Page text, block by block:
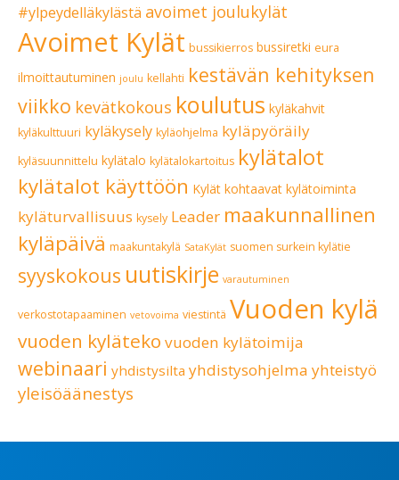
#ylpeydelläkylästä avoimet joulukylät
Avoimet Kylät bussikierros bussiretki eura
ilmoittautuminen joulu kellahti kestävän kehityksen
viikko kevätkokous koulutus kyläkahvit
kyläkulttuuri kyläkysely kyläohjelma kyläpyöräily
kyläsuunnittelu kylätalo kylätalokartoitus kylätalot
kylätalot käyttöön Kylät kohtaavat kylätoiminta
kyläturvallisuus kysely Leader maakunnallinen
kyläpäivä maakuntakylä SataKylät suomen surkein kylätie
syyskokous uutiskirje varautuminen
verkostotapaaminen vetovoima viestintä Vuoden kylä
vuoden kyläteko vuoden kylätoimija
webinaari yhdistysilta yhdistysohjelma yhteistyö
yleisöäänestys